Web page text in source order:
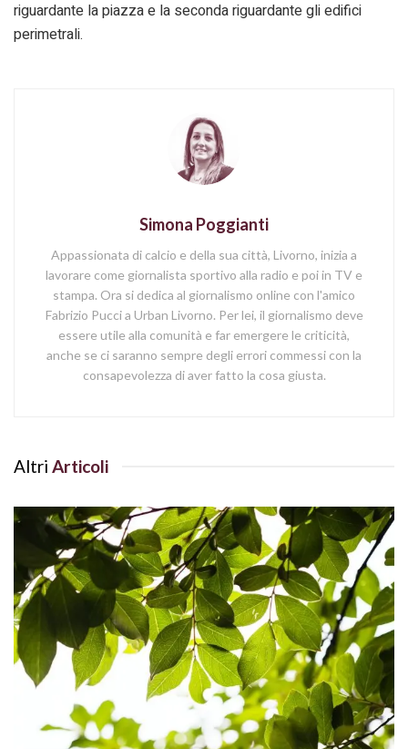
riguardante la piazza e la seconda riguardante gli edifici
perimetrali.
Simona Poggianti
Appassionata di calcio e della sua città, Livorno, inizia a
lavorare come giornalista sportivo alla radio e poi in TV e
stampa. Ora si dedica al giornalismo online con l'amico
Fabrizio Pucci a Urban Livorno. Per lei, il giornalismo deve
essere utile alla comunità e far emergere le criticità,
anche se ci saranno sempre degli errori commessi con la
consapevolezza di aver fatto la cosa giusta.
Altri Articoli